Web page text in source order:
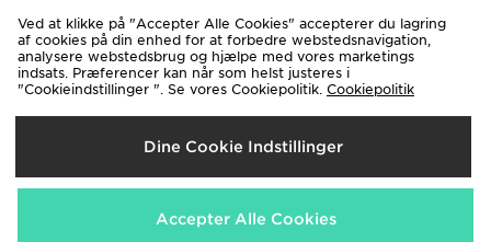
Forsendelse Til
Danmark
Vi accepterer de følgende betalingsmetoder
Ved at klikke på "Accepter Alle Cookies" accepterer du lagring
af cookies på din enhed for at forbedre webstedsnavigation,
analysere webstedsbrug og hjælpe med vores marketings
indsats. Præferencer kan når som helst justeres i
"Cookieindstillinger ". Se vores Cookiepolitik. Cookiepolitik
Dine Cookie Indstillinger
Accepter Alle Cookies